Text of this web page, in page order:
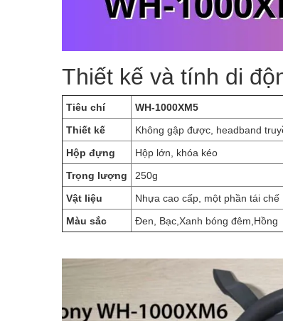
Thiết kế và tính di
Tiêu chí WH-1000XM5
Thiết kế
Không gập được, headband
Hộp đựng
Hộp lớn, khóa kéo
Trọng lượng
250g
Vật liệu
Nhựa cao cấp, một phần tái chế
Màu sắc
Đen, Bạc,Xanh bóng đêm,Hồng